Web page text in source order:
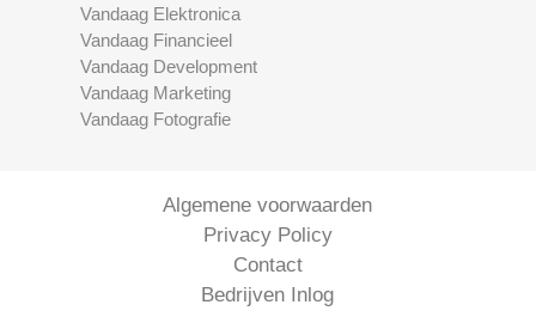
Vandaag Elektronica
Vandaag Financieel
Vandaag Development
Vandaag Marketing
Vandaag Fotografie
Algemene voorwaarden
Privacy Policy
Contact
Bedrijven Inlog